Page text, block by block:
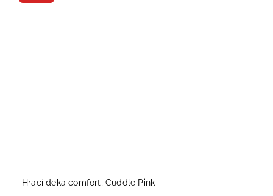
Hrací deka comfort, Cuddle Pink